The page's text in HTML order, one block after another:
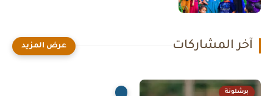
آخر المشاركات
برشلونة